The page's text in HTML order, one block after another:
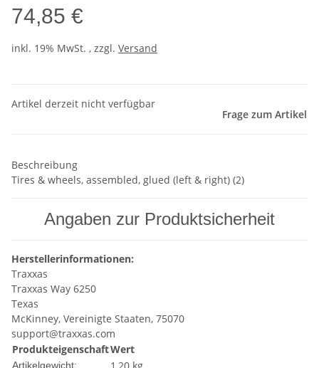
74,85 €
inkl. 19% MwSt. , zzgl. Versand
Artikel derzeit nicht verfügbar
Frage zum Artikel
Beschreibung
Tires & wheels, assembled, glued (left & right) (2)
Angaben zur Produktsicherheit
Herstellerinformationen:
Traxxas
Traxxas Way 6250
Texas
McKinney, Vereinigte Staaten, 75070
support@traxxas.com
ProdukteigenschaftWert
Artikelgewicht: